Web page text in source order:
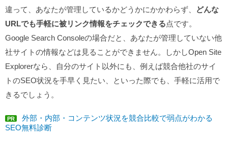
違って、あなたが管理しているかどうかにかかわらず、
どんな
URLでも手軽に被リンク情報をチェックできる点です。
Google Search Consoleの場合だと、あなたが管理していない他
社サイトの情報などは見ることができません。しかしOpen Site
Explorerなら、自分のサイト以外にも、例えば競合他社のサイ
トのSEO状況を手早く見たい、といった際でも、手軽に活用で
きるでしょう。
PR
外部・内部・コンテンツ状況を競合比較で弱点がわかる
SEO無料診断